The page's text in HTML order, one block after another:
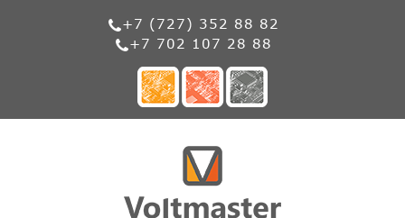
+7 (727) 352 88 82
+7 702 107 28 88